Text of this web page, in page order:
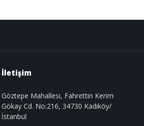
İletişim
Göztepe Mahallesi, Fahrettin Kerim
Gökay Cd. No:216, 34730 Kadıköy/
İstanbul